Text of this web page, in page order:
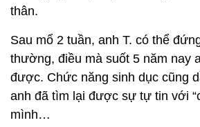
thân.
Sau mổ 2 tuần, anh T. có thể
thường, điều mà suốt 5 năm nay
được. Chức năng sinh dục cũng
anh đã tìm lại được sự tự tin với
mình…